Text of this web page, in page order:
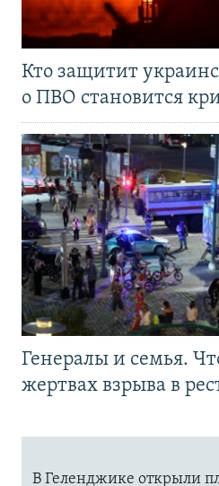
Кто защитит
о ПВО становится
Генералы и семья.
жертвах взрыва в